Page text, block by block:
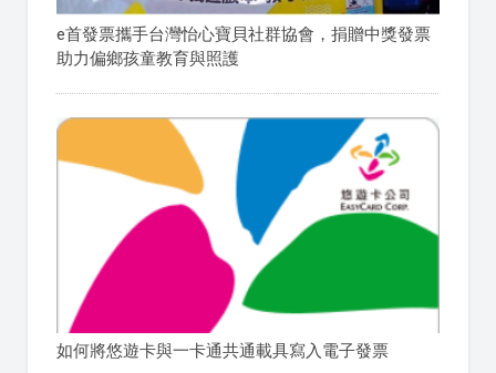
e首發票攜手台灣怡心寶貝社群協會，捐贈中獎發票
助力偏鄉孩童教育與照護
如何將悠遊卡與一卡通共通載具寫入電子發票